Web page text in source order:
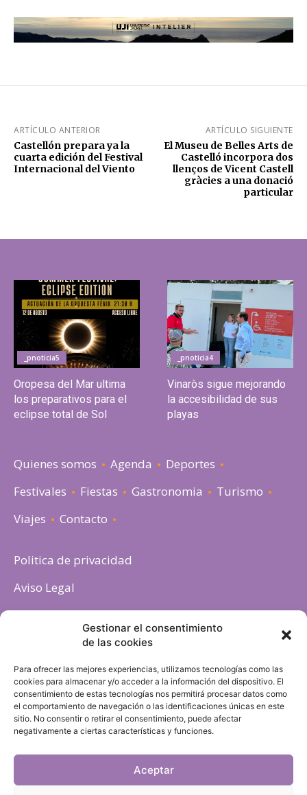
Gestionar el consentimiento
de las cookies
Para ofrecer las mejores experiencias, utilizamos tecnologías como las
cookies para almacenar y/o acceder a la información del dispositivo. El
consentimiento de estas tecnologías nos permitirá procesar datos como
el comportamiento de navegación o las identificaciones únicas en este
sitio. No consentir o retirar el consentimiento, puede afectar
negativamente a ciertas características y funciones.
Aceptar
ARTÍCULO ANTERIOR
Castellón prepara ya la
cuarta edición del Festival
Internacional del Viento
ARTÍCULO SIGUIENTE
El Museu de Belles Arts de
Castelló incorpora dos
llenços de Vicent Castell
gràcies a una donació
particular
_pnoticia5
Oropesa del Mar ultima
los preparativos para el
eclipse total de Sol
_pnoticia4
Vinaròs sigue mejorando
la accesibilidad de sus
playas
Quienes somos Agenda
Deportes
Festivales
Fiestas Gastronomia
Turismo
Viajes
Contacto
Politica de privacidad
Aviso Legal
Política de cookies